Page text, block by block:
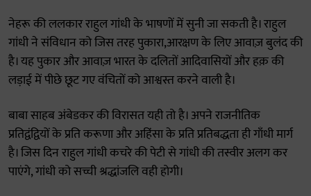
नेहरू की ललकार राहुल गांधी के भाषणों में सुनी जा सकती है। राहुल
गांधी ने संविधान को जिस तरह पुकारा,आरक्षण के लिए आवाज़ बुलंद की
है। यह पुकार और आवाज़ भारत के दलितों आदिवासियों और हक़ की
लड़ाई में पीछे छूट गए वंचितों को आश्वस्त करने वाली है।
बाबा साहब अंबेडकर की विरासत यही तो है। अपने राजनीतिक
प्रतिद्वंद्वियों के प्रति करूणा और अहिंसा के प्रति प्रतिबद्धता ही गाँधी मार्ग
है। जिस दिन राहुल गांधी कचरे की पेटी से गांधी की तस्वीर अलग कर
पाएंगे, गांधी को सच्ची श्रद्धांजलि वही होगी।